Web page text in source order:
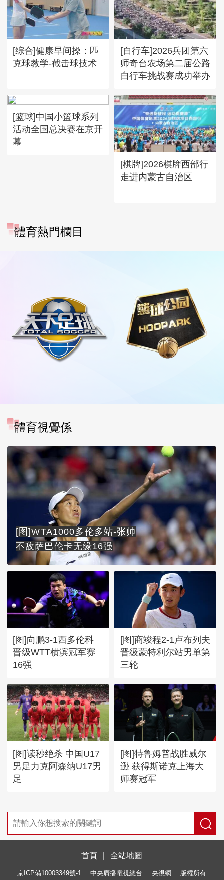
[综合]健康早间操：匹
克球教学-截击球技术
[自行车]2026兵团第六
师奇台农场第二届公路
自行车挑战赛成功举办
[篮球]中国小篮球系列
活动全国总决赛在京开
幕
[棋牌]2026棋牌西部行
走进内蒙古自治区
體育熱門欄目
體育視覺係
[图]WTA1000多伦多站-张帅
不敌萨巴伦卡无缘16强
[图]向鹏3-1西多伦科
晋级WTT横滨冠军赛
16强
[图]商竣程2-1卢布列夫
晋级蒙特利尔站男单第
三轮
[图]读秒绝杀 中国U17
男足力克阿森纳U17男
足
[图]特鲁姆普战胜威尔
逊 获得斯诺克上海大
师赛冠军
首頁 全站地圖
京ICP備10003349號-1 中央廣播電視總台 央視網 版權所有